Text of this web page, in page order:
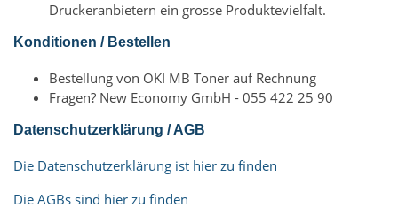
Druckeranbietern ein grosse Produktevielfalt.
Konditionen / Bestellen
Bestellung von OKI MB Toner auf Rechnung
Fragen? New Economy GmbH - 055 422 25 90
Datenschutzerklärung / AGB
Die Datenschutzerklärung ist hier zu finden
Die AGBs sind hier zu finden